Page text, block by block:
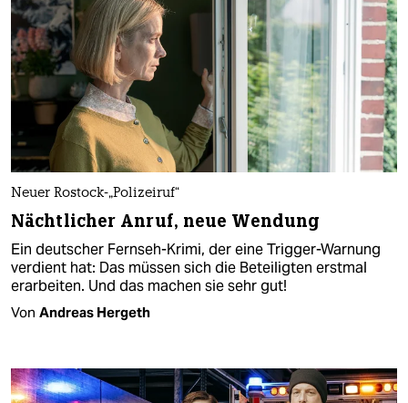
Neuer Rostock-„Polizeiruf“
Nächtlicher Anruf, neue Wendung
Ein deutscher Fernseh-Krimi, der eine Trigger-Warnung
verdient hat: Das müssen sich die Beteiligten erstmal
erarbeiten. Und das machen sie sehr gut!
Von Andreas Hergeth